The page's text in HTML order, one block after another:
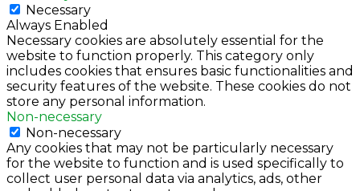
Necessary
Always Enabled
Necessary cookies are absolutely essential for the
website to function properly. This category only
includes cookies that ensures basic functionalities and
security features of the website. These cookies do not
store any personal information.
Non-necessary
Non-necessary
Any cookies that may not be particularly necessary
for the website to function and is used specifically to
collect user personal data via analytics, ads, other